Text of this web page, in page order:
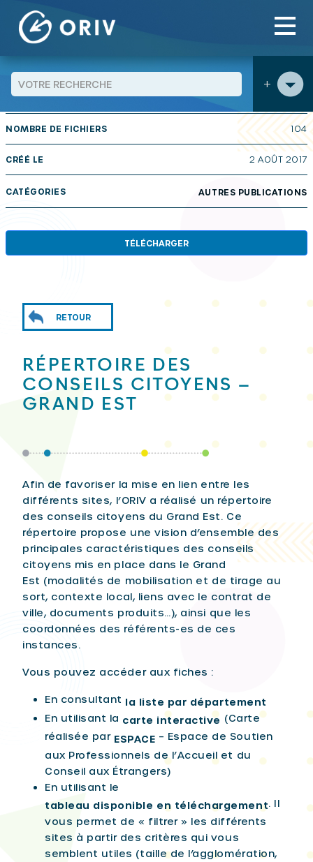
Aller au contenu
+
publications
Répertoire des Conseils Citoyens – Grand
Est
TAILLE 21.58 MB
NOMBRE DE FICHIERS 104
CRÉÉ LE 2 AOÛT 2017
CATÉGORIES AUTRES PUBLICATIONS
TÉLÉCHARGER
RETOUR
RÉPERTOIRE DES
CONSEILS CITOYENS –
GRAND EST
Afin de favoriser la mise en lien entre les
différents sites, l’ORIV a réalisé un répertoire
des conseils citoyens du Grand Est. Ce
répertoire propose une vision d’ensemble des
principales caractéristiques des conseils
citoyens mis en place dans le Grand
Est (modalités de mobilisation et de tirage au
sort, contexte local, liens avec le contrat de
ville, documents produits…), ainsi que les
coordonnées des référents-es de ces
instances.
Vous pouvez accéder aux fiches :
En consultant la liste par département
En utilisant la carte interactive (Carte
réalisée par ESPACE – Espace de Soutien
aux Professionnels de l’Accueil et du
Conseil aux Étrangers)
En utilisant le
tableau disponible en téléchargement. Il
vous permet de « filtrer » les différents
sites à partir des critères qui vous
semblent utiles (taille de l’agglomération,
Panneau de gestion des cookies